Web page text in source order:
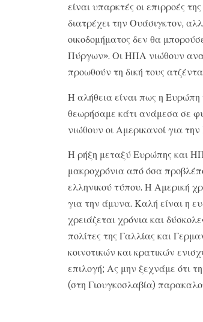
είναι υπαρκτές οι επιρροές
διατρέχει την Ουάσιγκτον,
οικοδομήματος δεν θα
Πύργων». Οι ΗΠΑ νιώθουν
προωθούν τη δική τους
Η αλήθεια είναι πως η Ευρώπη
θεωρήσαμε κάτι ανάμεσα σε
νιώθουν οι Αμερικανοί για
Η ρήξη μεταξύ Ευρώπης και
μακροχρόνια από όσα
ελληνικού τύπου. Η Αμερική
για την άμυνα. Καλή είναι η
χρειάζεται χρόνια και
πολίτες της Γαλλίας και
κοινοτικών και κρατικών
επιλογή; Ας μην ξεχνάμε ότι
(στη Γιουγκοσλαβία)